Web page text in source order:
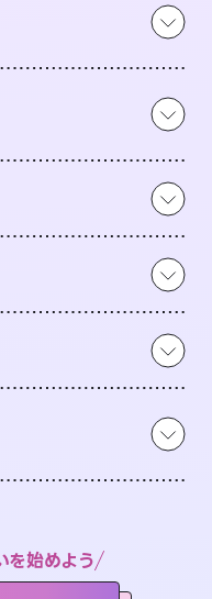
を始めよう